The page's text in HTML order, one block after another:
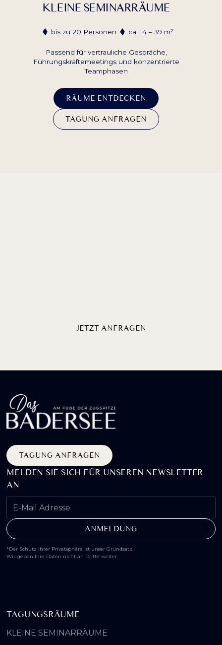
KLEINE SEMINARRÄUME
bis zu 20 Personen ca. 14 – 39 m²
Passend für vertrauliche Gespräche,
Führungskräftemeetings und konzentrierte
Teamphasen
RÄUME ENTDECKEN
TAGUNG ANFRAGEN
JETZT ANFRAGEN
TAGUNG ANFRAGEN
MELDEN SIE SICH FÜR UNSEREN NEWSLETTER
AN
*Der Schutz Ihrer Privatsphäre ist unser Grundsatz.
Wir geben Ihre Daten nicht an Dritte weiter.
TAGUNGSRÄUME
KLEINE SEMINARRÄUME